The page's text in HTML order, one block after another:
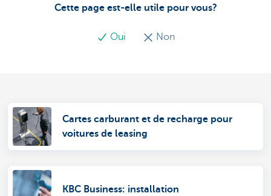
Cette page est-elle utile pour vous?
Oui Non
Cartes carburant et de recharge pour
voitures de leasing
KBC Business: installation